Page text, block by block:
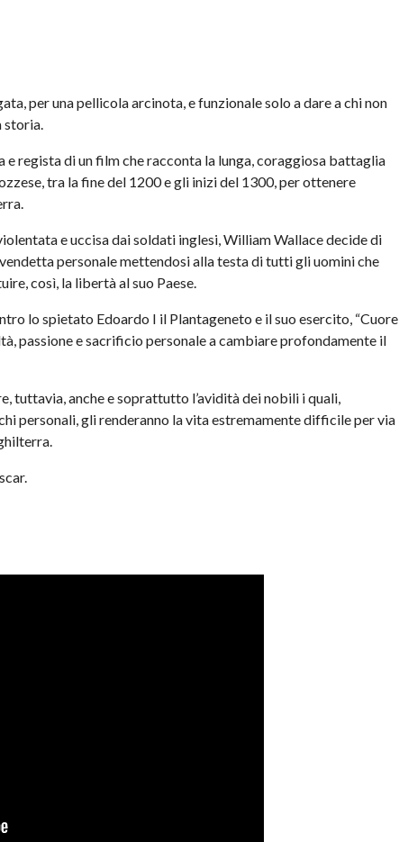
per una pellicola arcinota, e funzionale solo a dare a chi non
storia.
regista di un film che racconta la lunga, coraggiosa battaglia
tra la fine del 1200 e gli inizi del 1300, per ottenere
e uccisa dai soldati inglesi, William Wallace decide di
personale mettendosi alla testa di tutti gli uomini che
così, la libertà al suo Paese.
lo spietato Edoardo I il Plantageneto e il suo esercito, “Cuore
passione e sacrificio personale a cambiare profondamente il
tuttavia, anche e soprattutto l’avidità dei nobili i quali,
personali, gli renderanno la vita estremamente difficile per via